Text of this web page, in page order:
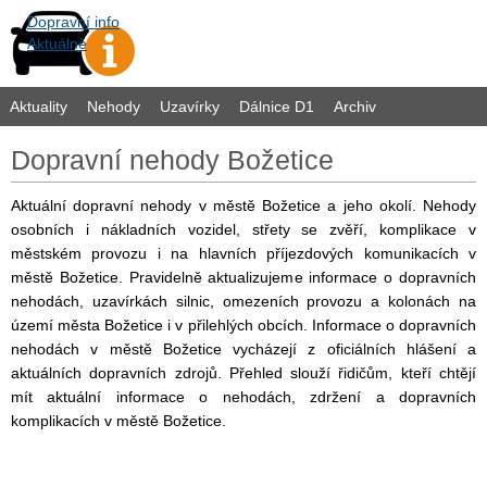
Dopravní info
Aktuálně
Aktuality Nehody Uzavírky Dálnice D1 Archiv
Dopravní nehody Božetice
Aktuální dopravní nehody v městě Božetice a jeho okolí. Nehody
osobních i nákladních vozidel, střety se zvěří, komplikace v
městském provozu i na hlavních příjezdových komunikacích v
městě Božetice. Pravidelně aktualizujeme informace o dopravních
nehodách, uzavírkách silnic, omezeních provozu a kolonách na
území města Božetice i v přilehlých obcích. Informace o dopravních
nehodách v městě Božetice vycházejí z oficiálních hlášení a
aktuálních dopravních zdrojů. Přehled slouží řidičům, kteří chtějí
mít aktuální informace o nehodách, zdržení a dopravních
komplikacích v městě Božetice.